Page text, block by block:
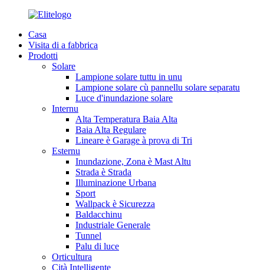
Casa
Visita di a fabbrica
Prodotti
Solare
Lampione solare tuttu in unu
Lampione solare cù pannellu solare separatu
Luce d'inundazione solare
Internu
Alta Temperatura Baia Alta
Baia Alta Regulare
Lineare è Garage à prova di Tri
Esternu
Inundazione, Zona è Mast Altu
Strada è Strada
Illuminazione Urbana
Sport
Wallpack è Sicurezza
Baldacchinu
Industriale Generale
Tunnel
Palu di luce
Orticultura
Cità ​​Intelligente